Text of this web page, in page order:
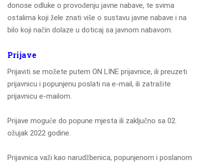
donose odluke o provođenju javne nabave, te svima
ostalima koji žele znati više o sustavu javne nabave i na
bilo koji način dolaze u doticaj sa javnom nabavom.
Prijave
Prijaviti se možete putem ON LINE prijavnice, ili preuzeti
prijavnicu i popunjenu poslati na e-mail, ili zatražite
prijavnicu e-mailom.
Prijave moguće do popune mjesta ili zaključno sa 02.
ožujak 2022 godine.
Prijavnica važi kao narudžbenica, popunjenom i poslanom